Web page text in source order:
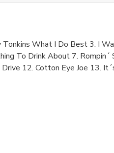
Tonkins What I Do Best 3. I
To Drink About 7.
Drive 12. Cotton Eye Joe 13.